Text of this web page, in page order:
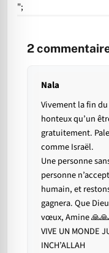
";
2
Nala
Vivement la fin du
honteux qu’un
gratuitement.
comme Israël.
Une personne
personne
humain, et
gagnera. Que
vœux, Amine
VIVE UN MONDE
INCH’ALLAH